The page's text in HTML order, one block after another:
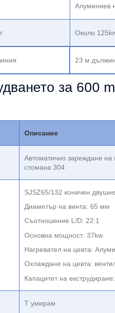
Алуминиев
Около
23 м
за 600
Описание
Автоматично зареждане на
стомана 304
SJSZ65/132 коничен
Диаметър на винта: 65 мм
Съотношение L/D: 22:1
Основна мощност: 37kw
Нагревател на цевта:
Охлаждане на цевта:
Капацитет на
Т умирам